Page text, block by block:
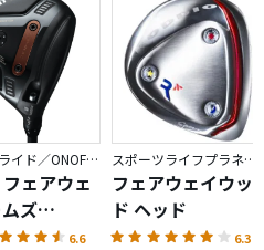
グローブライド／ONOFF AKA
ェアウェ
ズ
）
6.6
スポーツライフプラネッツ／RODDIO
フェアウェイウッ
ド ヘッド
6.3